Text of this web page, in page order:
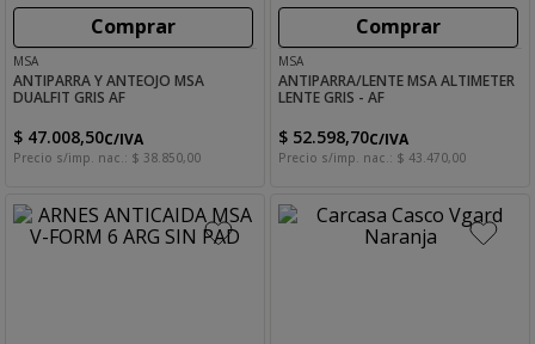
Comprar
MSA
ANTIPARRA Y ANTEOJO MSA
DUALFIT GRIS AF
$ 47.008,50C/IVA
Precio s/imp. nac.: $ 38 850,00
Comprar
MSA
ANTIPARRA/LENTE MSA ALTIMETER
LENTE GRIS - AF
$ 52.598,70C/IVA
Precio s/imp. nac.: $ 43 470,00